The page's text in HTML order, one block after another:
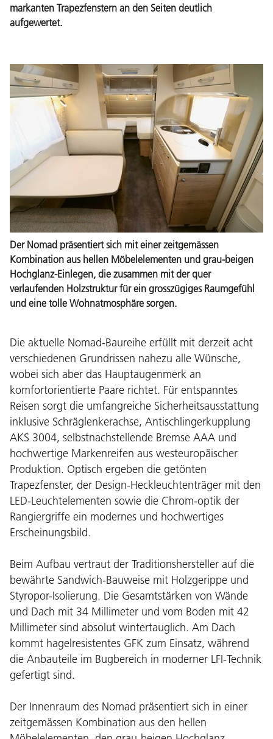
markanten Trapezfenstern an den Seiten deutlich
aufgewertet.
Der Nomad präsentiert sich mit einer zeitgemässen
Kombination aus hellen Möbelelementen und grau-beigen
Hochglanz-Einlegen, die zusammen mit der quer
verlaufenden Holzstruktur für ein grosszügiges Raumgefühl
und eine tolle Wohnatmosphäre sorgen.
Die aktuelle Nomad-Baureihe erfüllt mit derzeit acht
verschiedenen Grundrissen nahezu alle Wünsche,
wobei sich aber das Hauptaugenmerk an
komfortorientierte Paare richtet. Für entspanntes
Reisen sorgt die umfangreiche Sicherheitsausstattung
inklusive Schräglenkerachse, Antischlingerkupplung
AKS 3004, selbstnachstellende Bremse AAA und
hochwertige Markenreifen aus westeuropäischer
Produktion. Optisch ergeben die getönten
Trapezfenster, der Design-Heckleuchtenträger mit den
LED-Leuchtelementen sowie die Chrom-optik der
Rangiergriffe ein modernes und hochwertiges
Erscheinungsbild.
Beim Aufbau vertraut der Traditionshersteller auf die
bewährte Sandwich-Bauweise mit Holzgerippe und
Styropor-Isolierung. Die Gesamtstärken von Wände
und Dach mit 34 Millimeter und vom Boden mit 42
Millimeter sind absolut wintertauglich. Am Dach
kommt hagelresistentes GFK zum Einsatz, während
die Anbauteile im Bugbereich in moderner LFI-Technik
gefertigt sind.
Der Innenraum des Nomad präsentiert sich in einer
zeitgemässen Kombination aus den hellen